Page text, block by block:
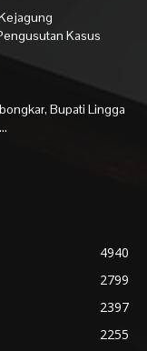
Kasus
Bupati Lingga
4940
2799
2397
2255